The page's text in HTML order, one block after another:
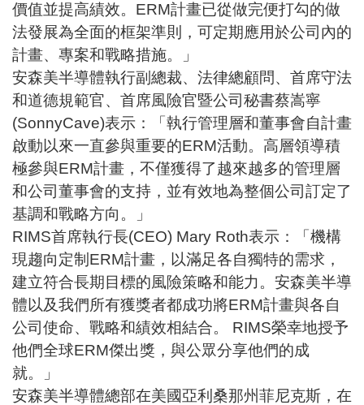
價值並提高績效。ERM計畫已從做完便打勾的做
法發展為全面的框架準則，可定期應用於公司內的
計畫、專案和戰略措施。」
安森美半導體執行副總裁、法律總顧問、首席守法
和道德規範官、首席風險官暨公司秘書蔡嵩寧
(SonnyCave)表示：「執行管理層和董事會自計畫
啟動以來一直參與重要的ERM活動。高層領導積
極參與ERM計畫，不僅獲得了越來越多的管理層
和公司董事會的支持，並有效地為整個公司訂定了
基調和戰略方向。」
RIMS首席執行長(CEO) Mary Roth表示：「機構
現趨向定制ERM計畫，以滿足各自獨特的需求，
建立符合長期目標的風險策略和能力。安森美半導
體以及我們所有獲獎者都成功將ERM計畫與各自
公司使命、戰略和績效相結合。 RIMS榮幸地授予
他們全球ERM傑出獎，與公眾分享他們的成
就。」
安森美半導體總部在美國亞利桑那州菲尼克斯，在